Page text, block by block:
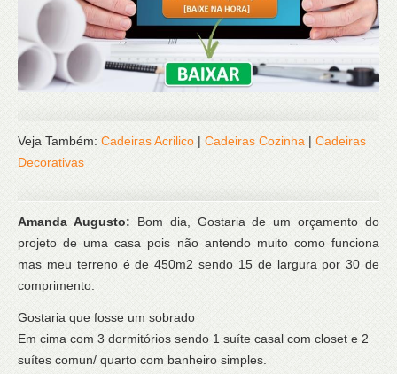
Veja Também: Cadeiras Acrilico | Cadeiras Cozinha | Cadeiras
Decorativas
Amanda Augusto: Bom dia, Gostaria de um orçamento do
projeto de uma casa pois não antendo muito como funciona
mas meu terreno é de 450m2 sendo 15 de largura por 30 de
comprimento.
Gostaria que fosse um sobrado
Em cima com 3 dormitórios sendo 1 suíte casal com closet e 2
suítes comun/ quarto com banheiro simples.